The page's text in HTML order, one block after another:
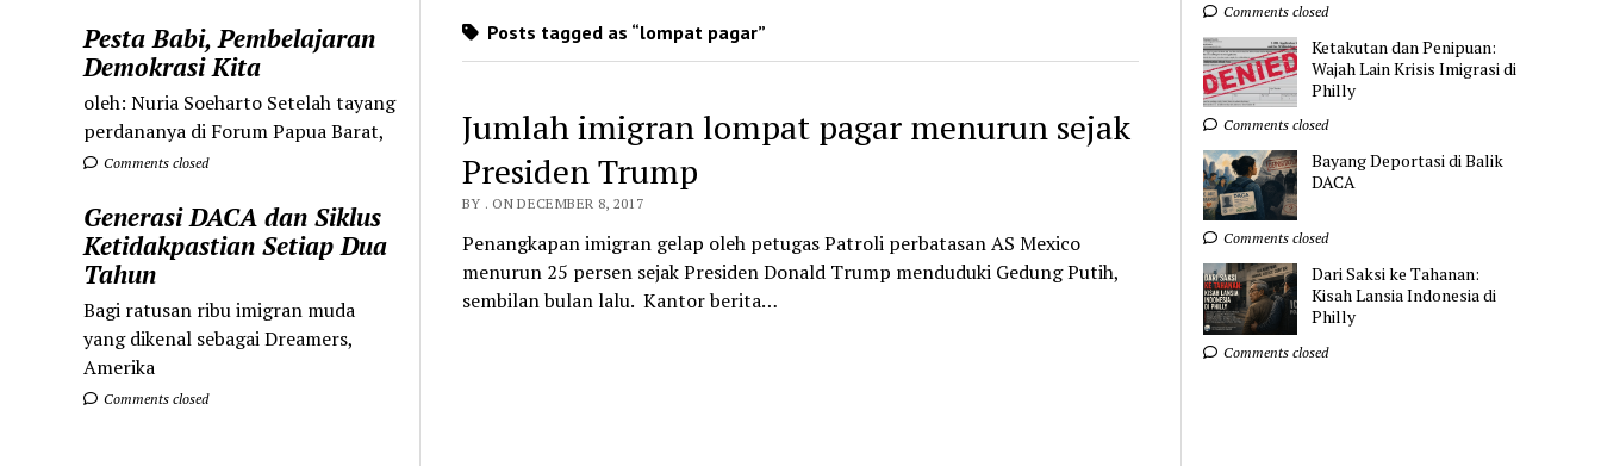
Pesta Babi, Pembelajaran
Demokrasi Kita
oleh: Nuria Soeharto Setelah tayang
perdananya di Forum Papua Barat,
Comments closed
Generasi DACA dan Siklus
Ketidakpastian Setiap Dua
Tahun
Bagi ratusan ribu imigran muda
yang dikenal sebagai Dreamers,
Amerika
Comments closed
Posts tagged as “lompat pagar”
Jumlah imigran lompat pagar menurun sejak
Presiden Trump
BY . ON DECEMBER 8, 2017
Penangkapan imigran gelap oleh petugas Patroli perbatasan AS Mexico
menurun 25 persen sejak Presiden Donald Trump menduduki Gedung Putih,
sembilan bulan lalu. Kantor berita…
Comments closed
Ketakutan dan Penipuan:
Wajah Lain Krisis Imigrasi di
Philly
Comments closed
Bayang Deportasi di Balik
DACA
Comments closed
Dari Saksi ke Tahanan:
Kisah Lansia Indonesia di
Philly
Comments closed